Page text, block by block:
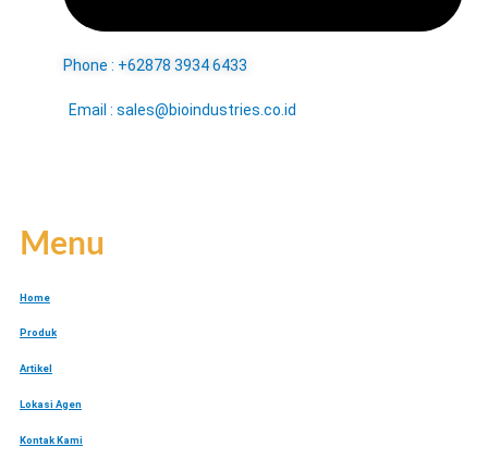
Phone : +62878 3934 6433
Email : sales@bioindustries.co.id
Menu
Home
Produk
Artikel
Lokasi Agen
Kontak Kami